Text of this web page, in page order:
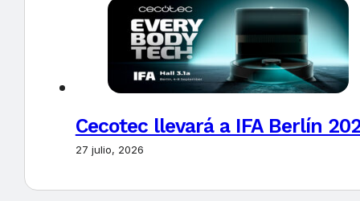
Cecotec llevará a IFA Berlín
27 julio, 2026